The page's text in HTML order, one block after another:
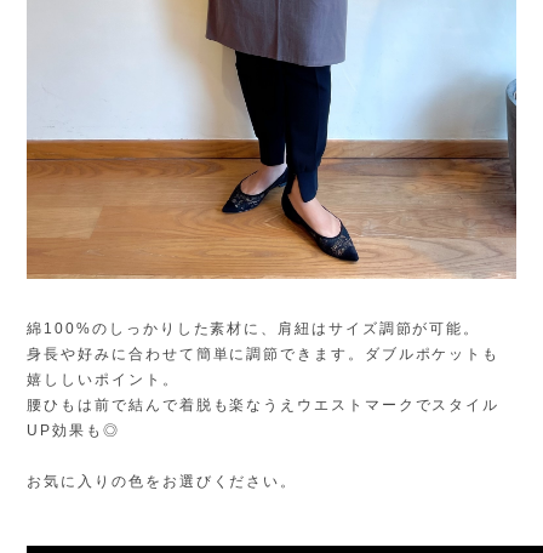
綿100%のしっかりした素材に、肩紐はサイズ調節が可能。
身長や好みに合わせて簡単に調節できます。ダブルポケットも
嬉ししいポイント。
腰ひもは前で結んで着脱も楽なうえウエストマークでスタイル
UP効果も◎
お気に入りの色をお選びください。